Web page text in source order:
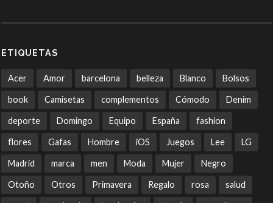
ETIQUETAS
Acer Amor barcelona belleza Blanco Bolsos
book Camisetas complementos Cómodo Denim
deporte Domingo Equipo España fashion
flores Gafas Hombre iOS Juegos Lee LG
Madrid marca men Moda Mujer Negro
Otoño Otros Primavera Regalo rosa salud